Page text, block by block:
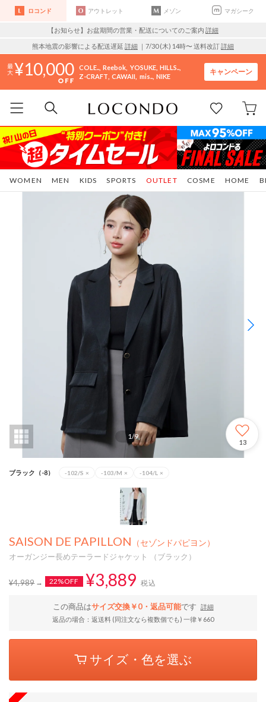
ロコンド アウトレット メゾン マガシーク
【お知らせ】お盆期間の営業・配送についてのご案内 詳細
熊本地震の影響による配送遅延 詳細 ｜7/30 (木) 14時〜 送料改訂詳細
10,000 COLE.. Reebok YOSUKE HILLS..
Z-CRAFT CAWAII mis.. NIKE
キャンペーン
WOMEN MEN KIDS SPORTS COSME HOME
OUTLET
1/9
13
ブラック（-8） -102/S × -103/M × -104/L ×
SAISON DE PAPILLON （セゾンドパピヨン）
オーガンジー長めテーラードジャケット （ブラック）
¥4,989 22%OFF ¥3,889 税込
この商品はサイズ交換￥0・返品可能です
詳細
返品の場合：返送料 (同注文なら複数個でも) 一律￥660
サイズ・色を選ぶ